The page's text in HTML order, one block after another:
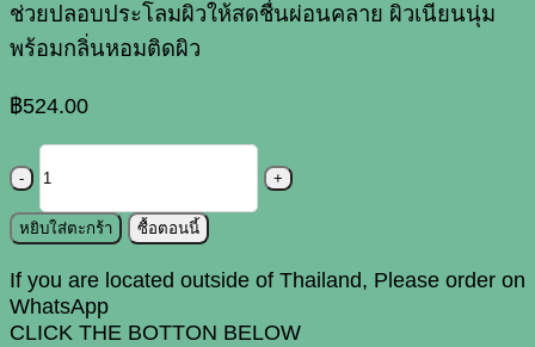
ช่วยปลอบประโลมผิวให้สดชื่นผ่อนคลาย ผิวเนียนนุ่ม
พร้อมกลิ่นหอมติดผิว
฿524.00
แมรี่
ซู
ท
หยิบใส่ตะกร้า ซื้อตอนนี้
If you are located outside of Thailand, Please order on
WhatsApp
CLICK THE BOTTON BELOW